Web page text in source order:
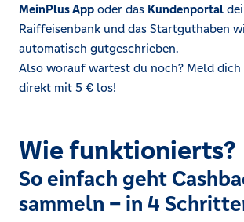
MeinPlus App oder das Kundenportal
Raiffeisenbank und das Startguthaben
automatisch gutgeschrieben.
Also worauf wartest du noch? Meld dich
direkt mit 5 € los!
Wie funktionierts?
So einfach geht
sammeln – in 4